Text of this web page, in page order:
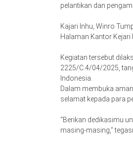
pelantikan dan
Kajari Inhu, Winro
Halaman Kantor Kejari
Kegiatan tersebut
2225/C.4/04/2025,
Indonesia.
Dalam membuka
selamat kepada para
“Berikan dedikasimu
masing-masing,”